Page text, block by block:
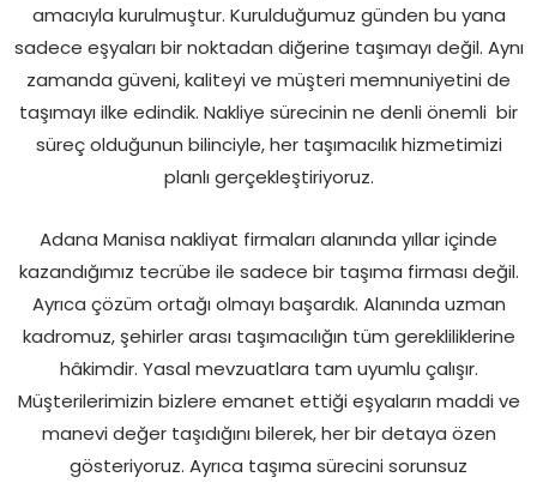
amacıyla kurulmuştur. Kurulduğumuz günden bu yana
sadece eşyaları bir noktadan diğerine taşımayı değil. Aynı
zamanda güveni, kaliteyi ve müşteri memnuniyetini de
taşımayı ilke edindik. Nakliye sürecinin ne denli önemli bir
süreç olduğunun bilinciyle, her taşımacılık hizmetimizi
planlı gerçekleştiriyoruz.
Adana Manisa nakliyat firmaları alanında yıllar içinde
kazandığımız tecrübe ile sadece bir taşıma firması değil.
Ayrıca çözüm ortağı olmayı başardık. Alanında uzman
kadromuz, şehirler arası taşımacılığın tüm gerekliliklerine
hâkimdir. Yasal mevzuatlara tam uyumlu çalışır.
Müşterilerimizin bizlere emanet ettiği eşyaların maddi ve
manevi değer taşıdığını bilerek, her bir detaya özen
gösteriyoruz. Ayrıca taşıma sürecini sorunsuz